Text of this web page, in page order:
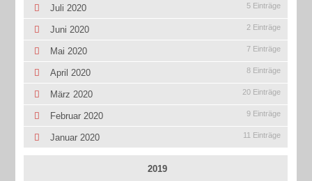
Juli 2020 5 Einträge
Juni 2020 2 Einträge
Mai 2020 7 Einträge
April 2020 8 Einträge
März 2020 20 Einträge
Februar 2020 9 Einträge
Januar 2020 11 Einträge
2019